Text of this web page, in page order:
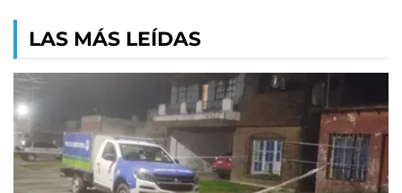
LAS MÁS LEÍDAS